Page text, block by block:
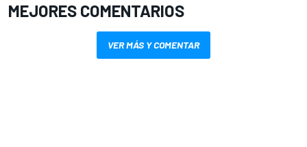
MEJORES COMENTARIOS
VER MÁS Y COMENTAR